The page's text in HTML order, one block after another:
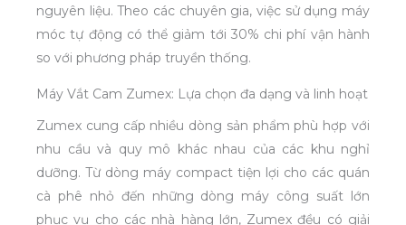
nguyên liệu. Theo các chuyên gia, việc sử dụng máy
móc tự động có thể giảm tới 30% chi phí vận hành
so với phương pháp truyền thống.
Máy Vắt Cam Zumex: Lựa chọn đa dạng và linh hoạt
Zumex cung cấp nhiều dòng sản phẩm phù hợp với
nhu cầu và quy mô khác nhau của các khu nghỉ
dưỡng. Từ dòng máy compact tiện lợi cho các quán
cà phê nhỏ đến những dòng máy công suất lớn
phục vụ cho các nhà hàng lớn, Zumex đều có giải